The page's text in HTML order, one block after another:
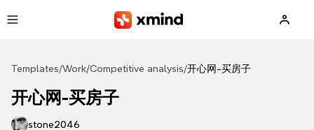
Templates/Work/Competitive analysis/开心网-买房子
开心网-买房子
stone2046